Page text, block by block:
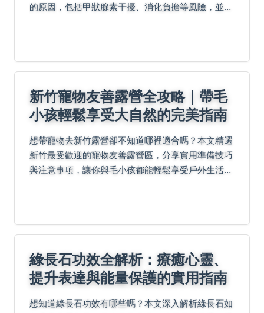
的原因，包括甲狀腺素干擾、消化負擔等風險，並提
新竹寵物友善露營全攻略｜帶毛
小孩輕鬆享受大自然的完美指南
想帶寵物去新竹露營卻不知道哪裡適合嗎？本文精選
新竹最受歡迎的寵物友善露營區，分享實用準備技巧
與注意事項，讓你與毛小孩都能輕鬆享受戶外生活，
綠長石功效全解析：療癒心靈、
提升表達與能量保護的實用指南
想知道綠長石功效有哪些嗎？本文深入解析綠長石如